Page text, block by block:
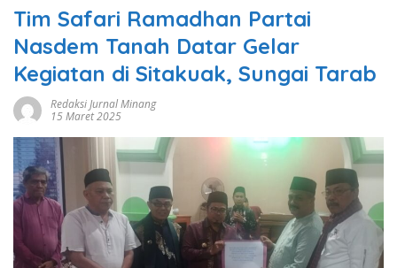
Tim Safari Ramadhan Partai
Nasdem Tanah Datar Gelar
Kegiatan di Sitakuak, Sungai Tarab
Redaksi Jurnal Minang
15 Maret 2025